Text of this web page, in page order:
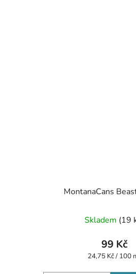
MontanaCans
Skladem (19
99 Kč
Měrná
24,75 Kč / 100